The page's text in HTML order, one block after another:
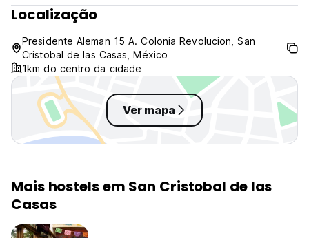
Localização
Presidente Aleman 15 A. Colonia Revolucion, San
Cristobal de las Casas, México
1km do centro da cidade
Ver mapa
Mais hostels em San Cristobal de las
Casas